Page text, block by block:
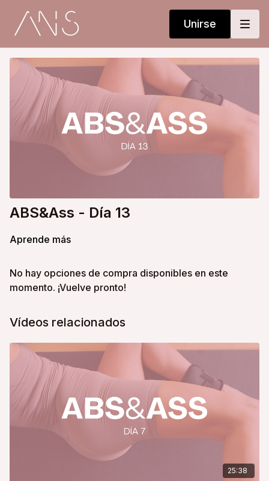
Unirse
ABS&Ass - Día 13
Aprende más
No hay opciones de compra disponibles en este
momento. ¡Vuelve pronto!
Vídeos relacionados
25:38